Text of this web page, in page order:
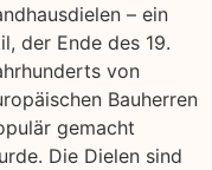
– ein
der Ende des 19.
von
Bauherren
gemacht
Die Dielen sind